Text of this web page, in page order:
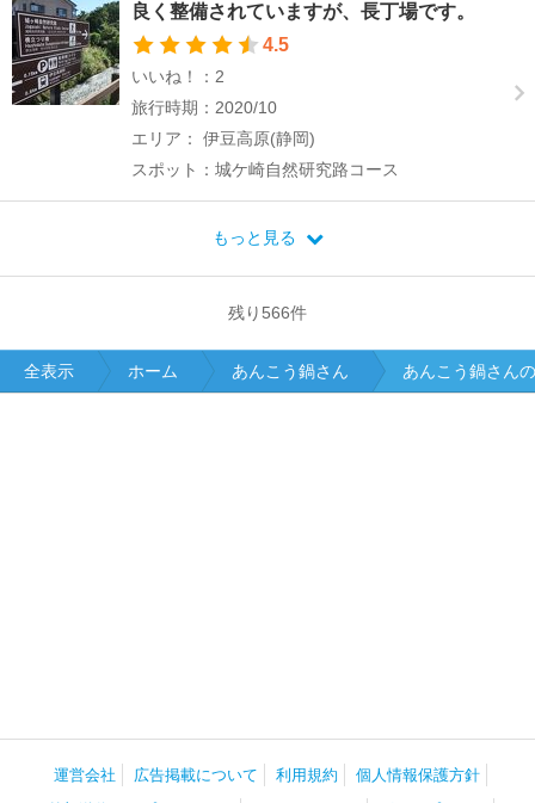
良く整備されていますが、長丁場です。
4.5
いいね！：2
旅行時期：2020/10
エリア： 伊豆高原(静岡)
スポット：城ケ崎自然研究路コース
もっと見る
残り 566件
全表示 ホーム あんこう鍋さん あんこう鍋さん
運営会社 広告掲載について 利用規約
個人情報保護方針